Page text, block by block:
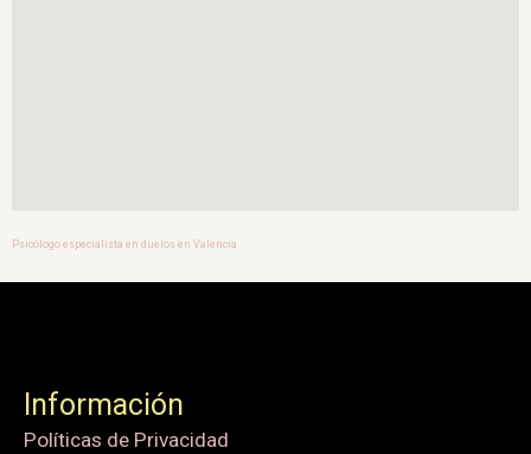
Psicólogo especialista en duelos en Valencia
Información
Políticas de Privacidad